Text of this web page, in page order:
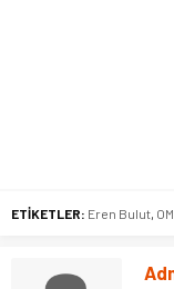
ETİKETLER: Eren Bulut